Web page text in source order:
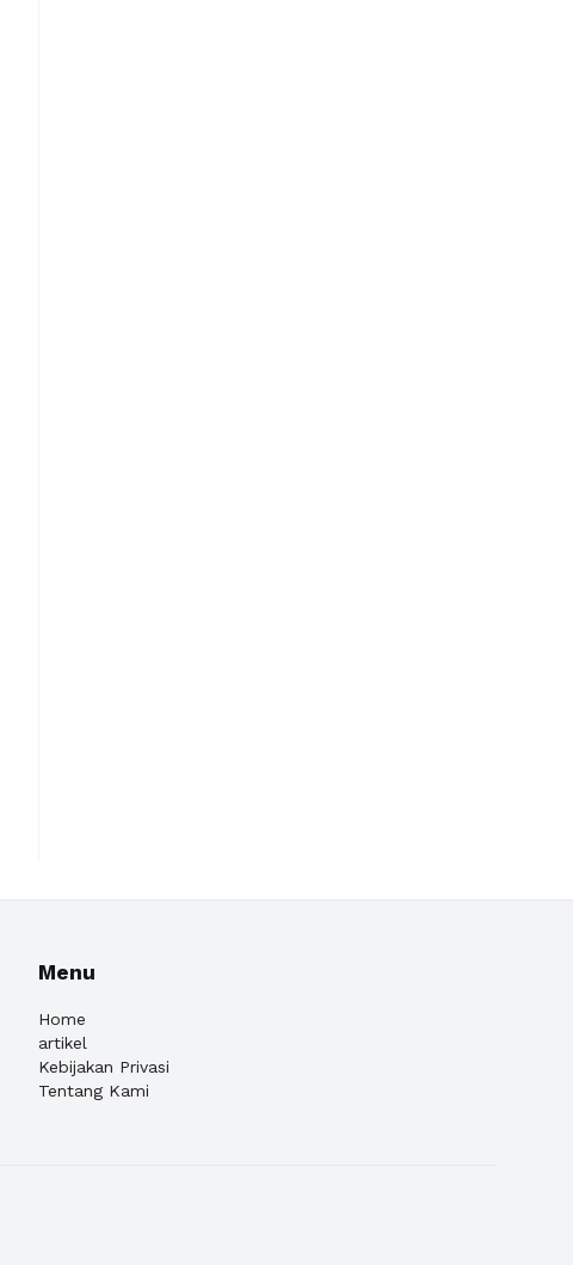
Menu
Home
artikel
Kebijakan Privasi
Tentang Kami